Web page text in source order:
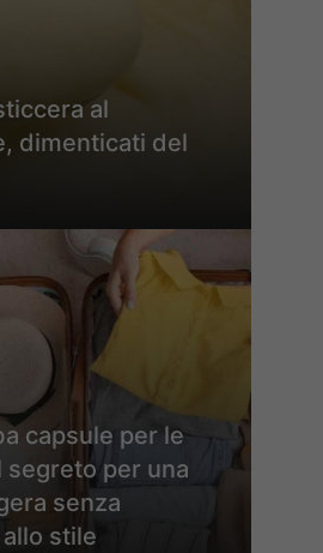
al
dimenticati del
capsule per le
segreto per una
senza
stile